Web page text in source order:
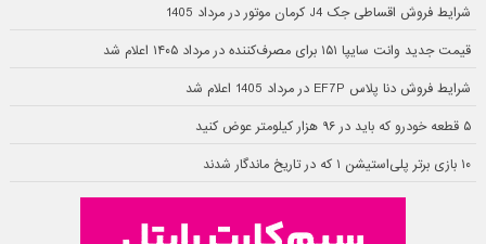
شرایط فروش اقساطی جک J4 کرمان موتور در مرداد 1405
قیمت جدید وانت سایپا ۱۵۱ برای مصرف‌کننده در مرداد ۱۴۰۵ اعلام شد
شرایط فروش دنا پلاس EF7P در مرداد 1405 اعلام شد
۵ قطعه خودرو که باید در ۹۶ هزار کیلومتر عوض کنید
۱۰ بازی برتر پلی‌استیشن ۱ که در تاریخ ماندگار شدند